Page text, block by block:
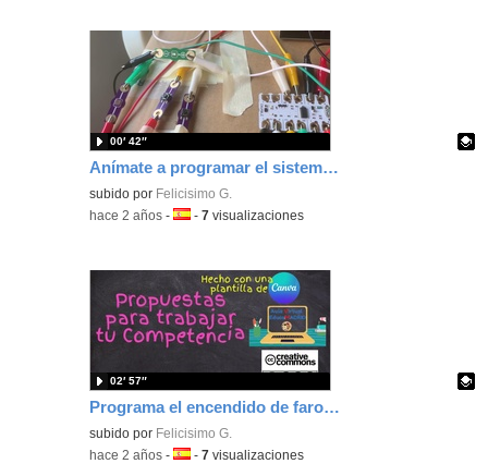
Anímate a programar el sistema de encendido de farolas con Crumble
Contenido educativo.
subido por Felicisimo G.
00′ 42″
-hace 2 años -Idioma:
-7 visualizaciones
Programa el encendido de farolas con Crumble
Contenido educativo.
subido por Felicisimo G.
02′ 57″
-hace 2 años -Idioma:
-7 visualizaciones